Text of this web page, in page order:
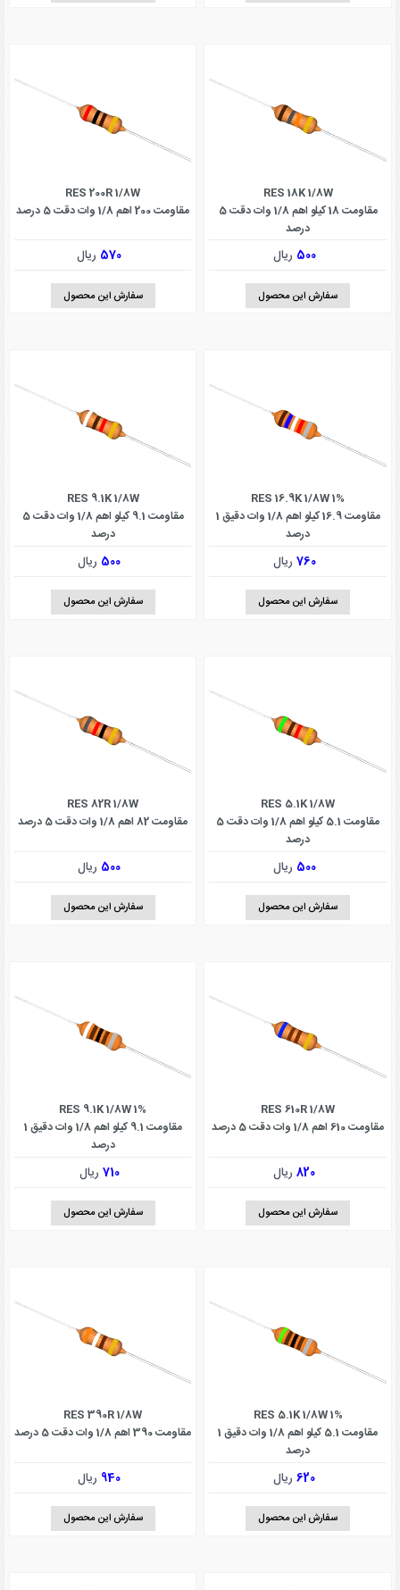
RES 18K 1/8W
مقاومت 18 کیلو اهم 1/8 وات دقت 5
درصد
500 ریال
سفارش این محصول
RES 200R 1/8W
مقاومت 200 اهم 1/8 وات دقت 5 درصد
570 ریال
سفارش این محصول
RES 16.9K 1/8W 1%
مقاومت 16.9 کیلو اهم 1/8 وات دقیق 1
درصد
760 ریال
سفارش این محصول
RES 9.1K 1/8W
مقاومت 9.1 کیلو اهم 1/8 وات دقت 5
درصد
500 ریال
سفارش این محصول
RES 5.1K 1/8W
مقاومت 5.1 کیلو اهم 1/8 وات دقت 5
درصد
500 ریال
سفارش این محصول
RES 82R 1/8W
مقاومت 82 اهم 1/8 وات دقت 5 درصد
500 ریال
سفارش این محصول
RES 610R 1/8W
مقاومت 610 اهم 1/8 وات دقت 5 درصد
820ریال
سفارش این محصول
RES 9.1K 1/8W 1%
مقاومت 9.1 کیلو اهم 1/8 وات دقیق 1
درصد
710 ریال
سفارش این محصول
RES 5.1K 1/8W 1%
مقاومت 5.1 کیلو اهم 1/8 وات دقیق 1
درصد
620ریال
سفارش این محصول
RES 390R 1/8W
مقاومت 390 اهم 1/8 وات دقت 5 درصد
940 ریال
سفارش این محصول